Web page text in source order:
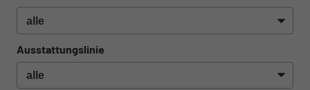
Ausstattungslinie